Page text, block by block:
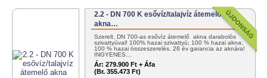
2.2 - DN 700 K esővíz/talajvíz átemelő
akna…
Szerelt, DN 700-as esővíz átemelő akna darabolós
szivattyúval! 100% hazai szivattyú; 100 % hazai akna;
100 % hazai összeszerelés. 26 év garancia az aknára!
INGYENES…
Ár: 279.900 Ft + Áfa
(Br. 355.473 Ft)